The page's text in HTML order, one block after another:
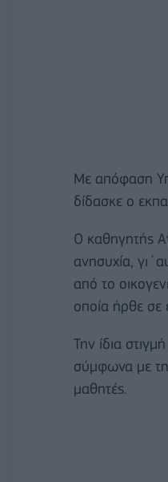
Με απόφαση
δίδασκε ο
Ο καθηγητής
ανησυχία,
από το
οποία ήρθε σε
Την ίδια
σύμφωνα με
μαθητές.